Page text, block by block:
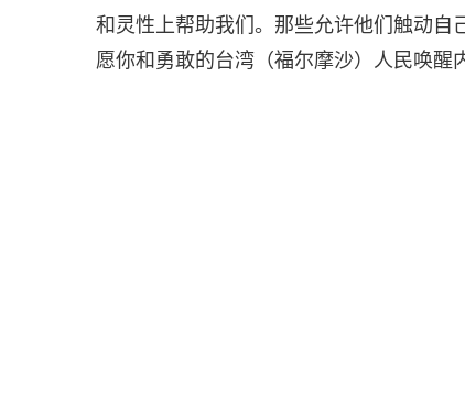
和灵性上帮助我们。那些允许他们触动自
愿你和勇敢的台湾（福尔摩沙）人民唤醒